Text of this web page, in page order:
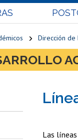
Dirección de
Las